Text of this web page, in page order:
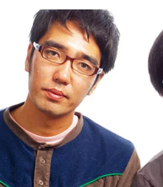
トピックス
TBS Podcast
お知らせ
イベント・グッズ
YouTube
会社情報